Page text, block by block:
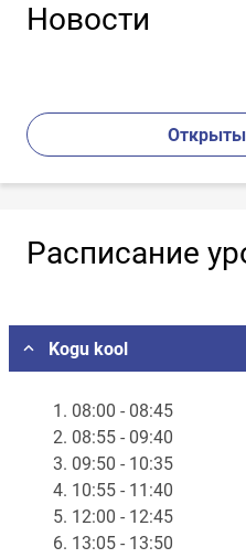
Новости
Расписание
Kogu kool
1. 08:00 - 08:45
2. 08:55 - 09:40
3. 09:50 - 10:35
4. 10:55 - 11:40
5. 12:00 - 12:45
6. 13:05 - 13:50